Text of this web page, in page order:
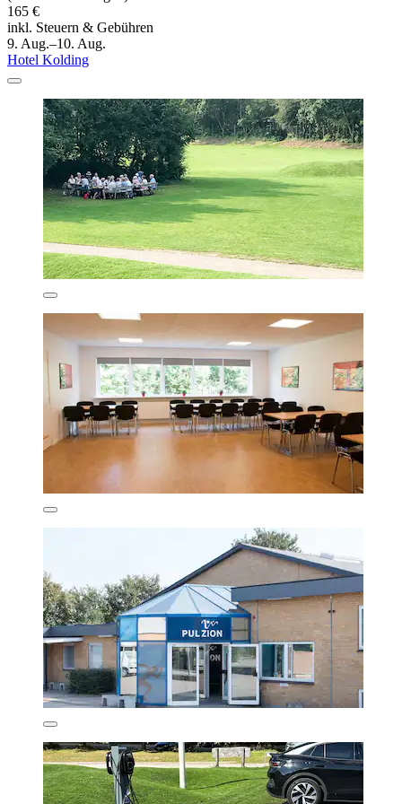
165 €
inkl. Steuern & Gebühren
9. Aug.–10. Aug.
Hotel Kolding